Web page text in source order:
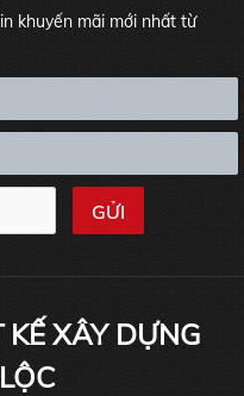
khuyến mãi mới nhất từ
XÂY DỰNG